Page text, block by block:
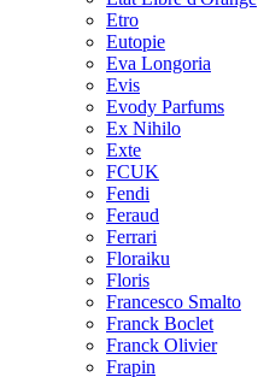
Etro
Eutopie
Eva Longoria
Evis
Evody Parfums
Ex Nihilo
Exte
FCUK
Fendi
Feraud
Ferrari
Floraiku
Floris
Francesco Smalto
Franck Boclet
Franck Olivier
Frapin